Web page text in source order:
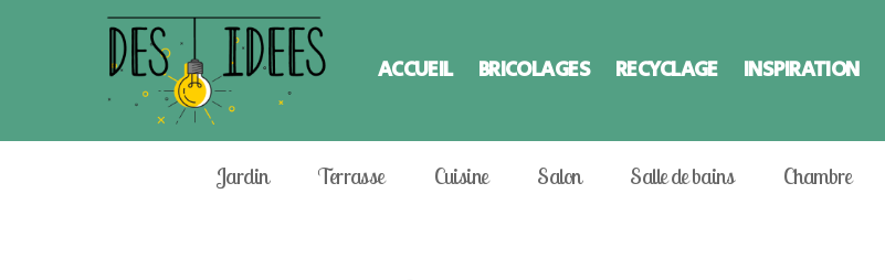
ACCUEIL BRICOLAGES RECYCLAGE INSPIRATION
Jardin Terrasse Cuisine Salon Salle de bains Chambre